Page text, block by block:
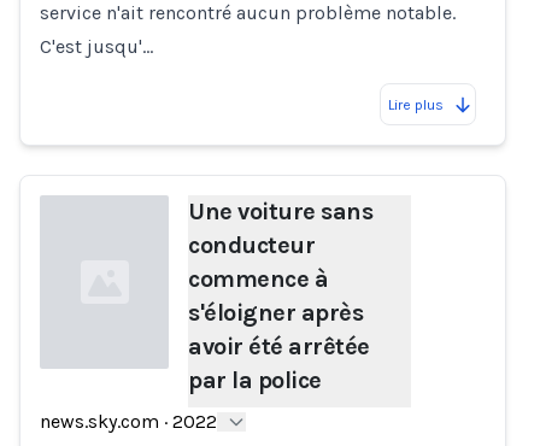
service n'ait rencontré aucun problème notable.
C'est jusqu'…
Lire plus
Loading...
Une voiture sans
conducteur
commence à
s'éloigner après
avoir été arrêtée
par la police
news.sky.com · 2022